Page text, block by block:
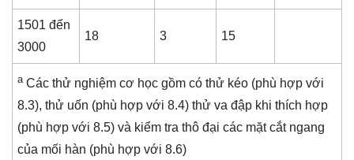
1501 đến
3000
18 3 15
aCác thử nghiệm cơ học gồm có thử kéo (phù hợp với
8.3), thử uốn (phù hợp với 8.4) thử va đập khi thích hợp
(phù hợp với 8.5) và kiểm tra thô đại các mặt cắt ngang
của mối hàn (phù hợp với 8.6)